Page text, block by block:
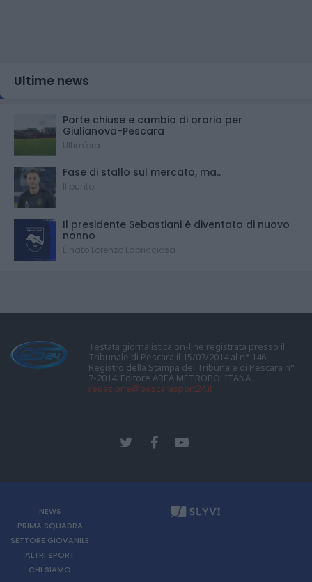
Ultime news
Porte chiuse e cambio di orario per
Giulianova-Pescara
Ultim'ora
Fase di stallo sul mercato, ma..
Il punto
Il presidente Sebastiani è diventato di nuovo
nonno
È nato Lorenzo Labricciosa
Testata giornalistica on-line registrata presso il
Tribunale di Pescara il 15/07/2014 al n° 146
Registro della Stampa del Tribunale di Pescara n°
7-2014. Editore AREA METROPOLITANA
redazione@pescarasport24.it
NEWS
PRIMA SQUADRA
SETTORE GIOVANILE
ALTRI SPORT
CHI SIAMO